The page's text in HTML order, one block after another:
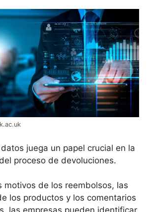
juega un papel crucial en la
proceso de devoluciones.
motivos de los reembolsos, las
los productos y los comentarios